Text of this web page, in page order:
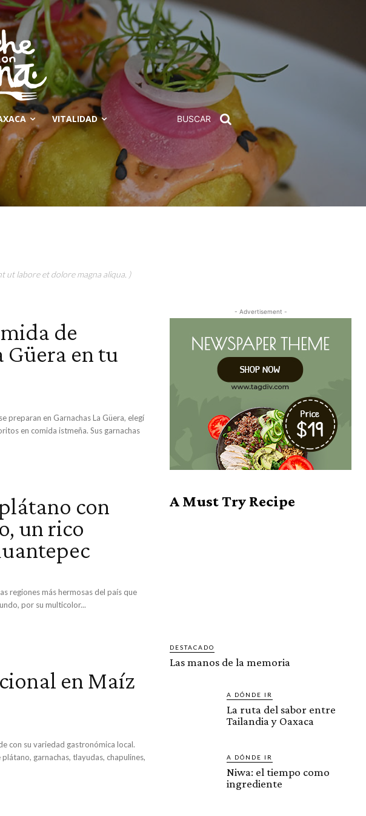
VITALIDAD BUSCAR
ut labore et dolore magna aliqua. )
de
Güera en tu
preparan en Garnachas La Güera, elegí
en comida istmeña. Sus garnachas
con
un rico
regiones más hermosas del país que
por su multicolor...
en Maíz
con su variedad gastronómica local.
garnachas, tlayudas, chapulines,
- Advertisement -
A Must Try Recipe
DESTACADO
Las manos de la memoria
A DÓNDE IR
La ruta del sabor entre
Tailandia y Oaxaca
A DÓNDE IR
Niwa: el tiempo como
ingrediente